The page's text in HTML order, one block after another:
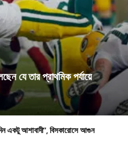
যে তার প্রাথমিক পর্যায়ে
একটু আশাবাদী”, বিসকারোসে আগুন